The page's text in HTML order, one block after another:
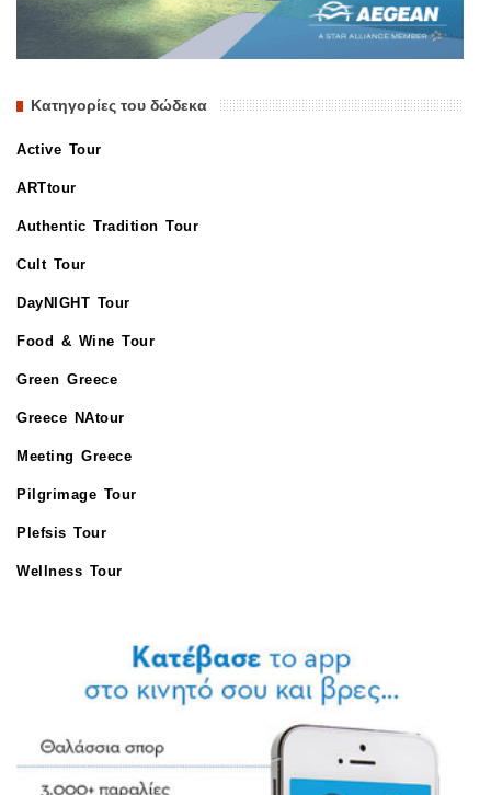
Κατηγορίες του δώδεκα
Active Tour
ARTtour
Authentic Tradition Tour
Cult Tour
DayNIGHT Tour
Food & Wine Tour
Green Greece
Greece NAtour
Meeting Greece
Pilgrimage Tour
Plefsis Tour
Wellness Tour